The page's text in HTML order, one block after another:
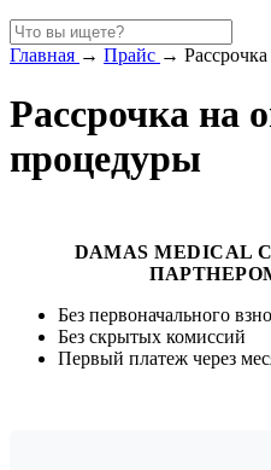
Главная → Прайс →
Рассрочка на
процедуры
DAMAS MEDICAL
Без первоначального
Без скрытых комиссий
Первый платеж через